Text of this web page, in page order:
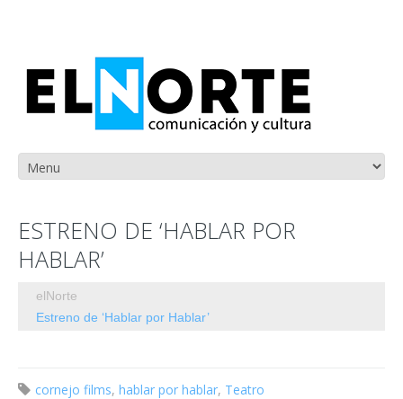
ESTRENO DE ‘HABLAR POR
HABLAR’
elNorte
Estreno de ‘Hablar por Hablar’
cornejo films, hablar por hablar, Teatro